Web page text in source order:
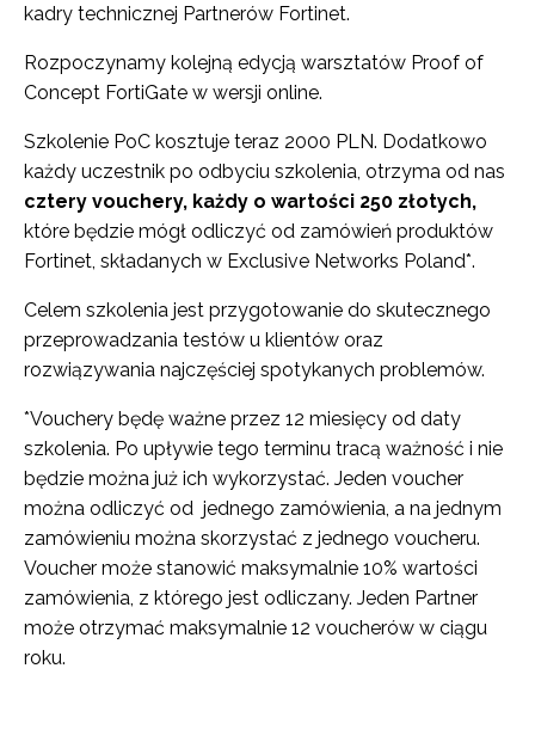
kadry technicznej Partnerów Fortinet.
Rozpoczynamy kolejną edycją warsztatów Proof of
Concept FortiGate w wersji online.
Szkolenie PoC kosztuje teraz 2000 PLN. Dodatkowo
każdy uczestnik po odbyciu szkolenia, otrzyma od nas
cztery vouchery, każdy o wartości 250 złotych,
które będzie mógł odliczyć od zamówień produktów
Fortinet, składanych w Exclusive Networks Poland*.
Celem szkolenia jest przygotowanie do skutecznego
przeprowadzania testów u klientów oraz
rozwiązywania najczęściej spotykanych problemów.
*Vouchery będę ważne przez 12 miesięcy od daty
szkolenia. Po upływie tego terminu tracą ważność i nie
będzie można już ich wykorzystać. Jeden voucher
można odliczyć od jednego zamówienia, a na jednym
zamówieniu można skorzystać z jednego voucheru.
Voucher może stanowić maksymalnie 10% wartości
zamówienia, z którego jest odliczany. Jeden Partner
może otrzymać maksymalnie 12 voucherów w ciągu
roku.